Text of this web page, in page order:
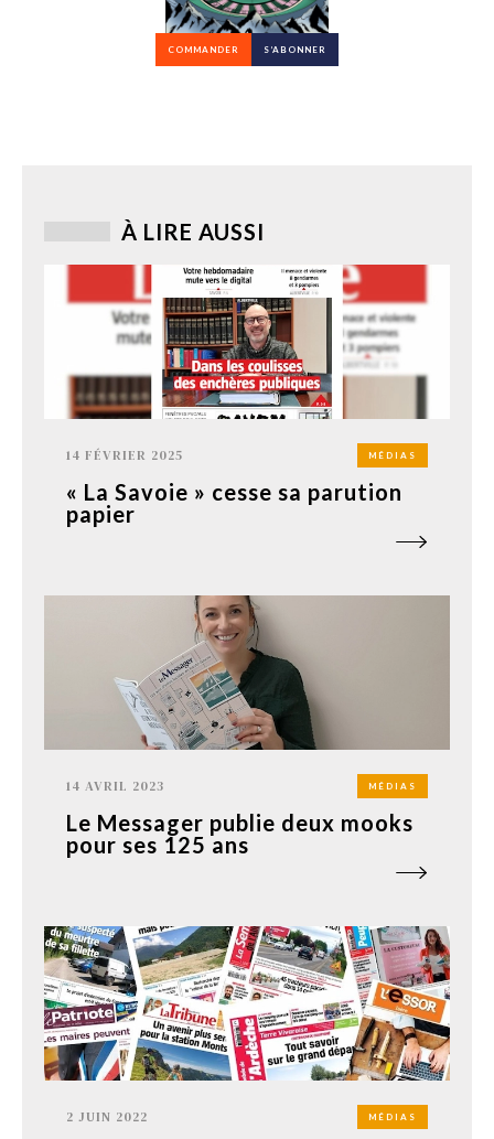
COMMANDER S’ABONNER
À LIRE AUSSI
14 FÉVRIER 2025 MÉDIAS
« La Savoie » cesse sa parution
papier
14 AVRIL 2023 MÉDIAS
Le Messager publie deux mooks
pour ses 125 ans
2 JUIN 2022 MÉDIAS